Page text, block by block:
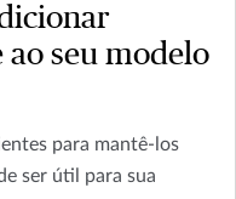
seu modelo
para mantê-los
ser útil para sua